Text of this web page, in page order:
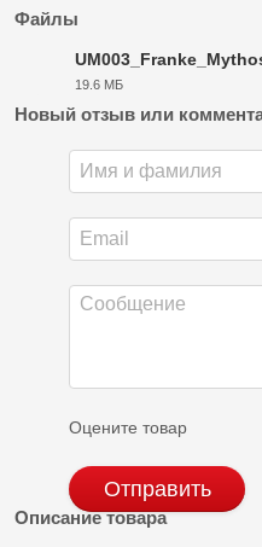
Файлы
19.6 МБ
Новый отзыв или
Оцените товар
Отправить
Описание товара